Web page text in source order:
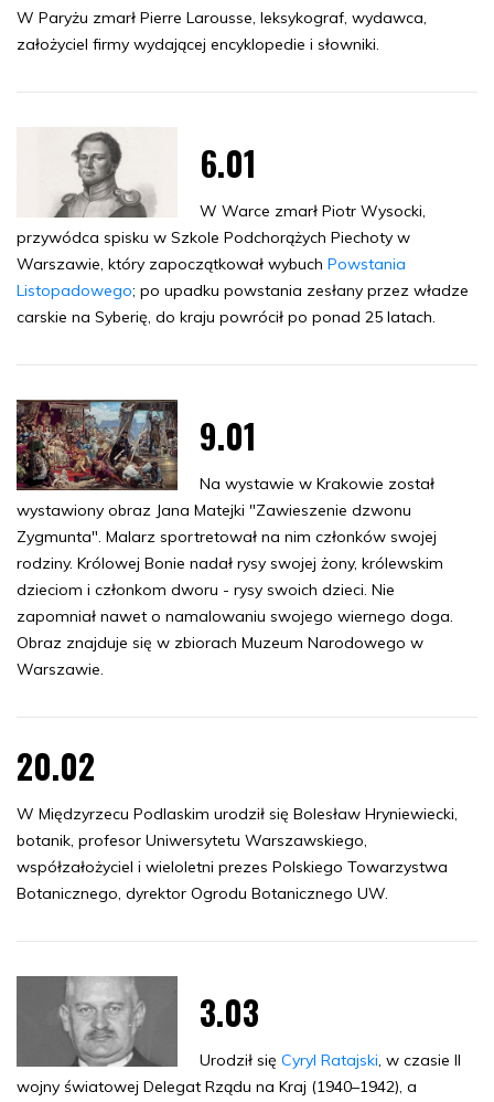
W Paryżu zmarł Pierre Larousse, leksykograf, wydawca,
założyciel firmy wydającej encyklopedie i słowniki.
6.01
W Warce zmarł Piotr Wysocki,
przywódca spisku w Szkole Podchorążych Piechoty w
Warszawie, który zapoczątkował wybuch Powstania
Listopadowego; po upadku powstania zesłany przez władze
carskie na Syberię, do kraju powrócił po ponad 25 latach.
9.01
Na wystawie w Krakowie został
wystawiony obraz Jana Matejki "Zawieszenie dzwonu
Zygmunta". Malarz sportretował na nim członków swojej
rodziny. Królowej Bonie nadał rysy swojej żony, królewskim
dzieciom i członkom dworu - rysy swoich dzieci. Nie
zapomniał nawet o namalowaniu swojego wiernego doga.
Obraz znajduje się w zbiorach Muzeum Narodowego w
Warszawie.
20.02
W Międzyrzecu Podlaskim urodził się Bolesław Hryniewiecki,
botanik, profesor Uniwersytetu Warszawskiego,
współzałożyciel i wieloletni prezes Polskiego Towarzystwa
Botanicznego, dyrektor Ogrodu Botanicznego UW.
3.03
Urodził sięCyryl Ratajski, w czasie II
wojny światowej Delegat Rządu na Kraj (1940–1942), a